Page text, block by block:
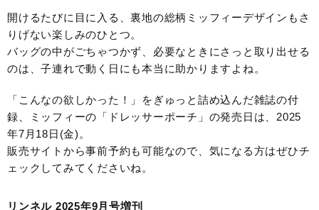
開けるたびに目に入る、裏地の総柄ミッフィーデザインもさ
りげない楽しみのひとつ。
バッグの中がごちゃつかず、必要なときにさっと取り出せる
のは、子連れで動く日にも本当に助かりますよね。
「こんなの欲しかった！」をぎゅっと詰め込んだ雑誌の付
録、ミッフィーの「ドレッサーポーチ」の発売日は、2025
年7月18日(金)。
販売サイトから事前予約も可能なので、気になる方はぜひチ
ェックしてみてくださいね。
リンネル 2025年9月号増刊